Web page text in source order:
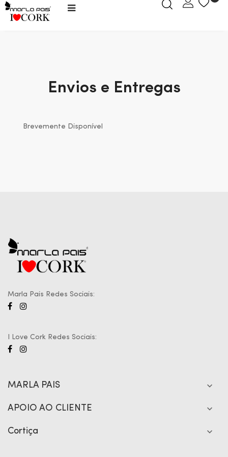
Toggle
☰
Envios e Entregas
Brevemente Disponível
Marla Pais Redes Sociais:
I Love Cork Redes Sociais:
MARLA PAIS 
APOIO AO CLIENTE 
Cortiça 